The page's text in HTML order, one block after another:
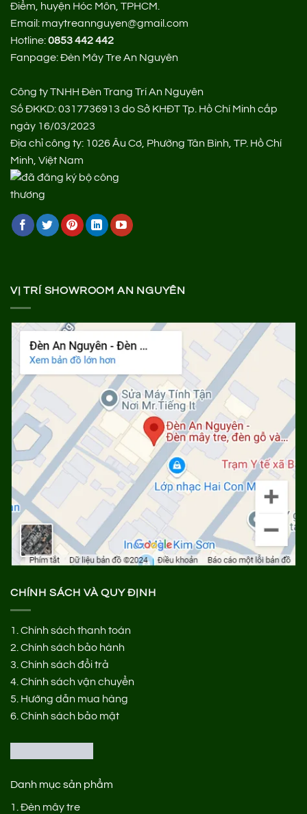
Điểm, huyện Hóc Môn, TPHCM.
Email: maytreannguyen@gmail.com
Hotline:0853 442 442
Fanpage:Đèn Mây Tre An Nguyên
Công ty TNHH Đèn Trang Trí An Nguyên
Số ĐKKD: 0317736913 do Sở KHĐT Tp. Hồ Chí Minh cấp
ngày 16/03/2023
Địa chỉ công ty: 1026 Âu Cơ, Phường Tân Bình, TP. Hồ Chí
Minh, Việt Nam
VỊ TRÍ SHOWROOM AN NGUYÊN
CHÍNH SÁCH VÀ QUY ĐỊNH
1. Chính sách thanh toán
2. Chính sách bảo hành
3. Chính sách đổi trả
4. Chính sách vận chuyển
5. Hướng dẫn mua hàng
6. Chính sách bảo mật
Danh mục sản phẩm
1. Đèn mây tre